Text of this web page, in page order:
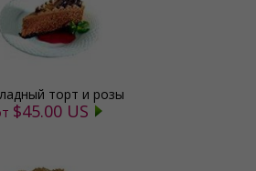
торт и розы
$45.00 US